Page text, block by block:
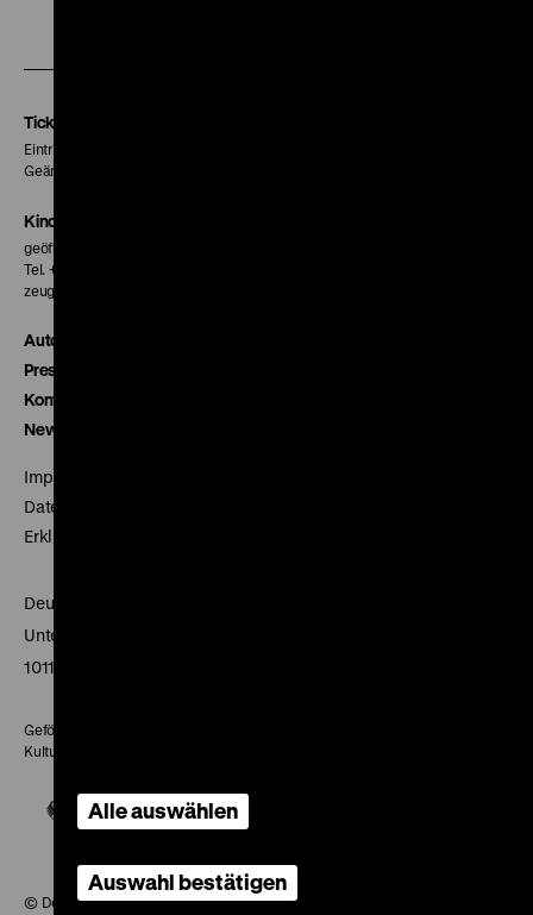
Tickets
Eintritt 5 €
Geänderte Preise sind im Programm vermerkt.
Kinokasse
geöffnet 30 Minuten vor Beginn der ersten Vorstellung
Tel. + 49 30 20304-770
zeughauskino@dhm.de
Autor*innen
Presse
Kontakt
Newsletter
Impressum
Datenschutz
Erklärung digitale Barrierefreiheit
Deutsches Historisches Museum
Unter den Linden 2
10117 Berlin
Gefördert mit Mitteln des Beauftragten der Bundesregierung für
Kultur und Medien
© Deutsches Historisches Museum, 2026
Alle auswählen
Auswahl bestätigen